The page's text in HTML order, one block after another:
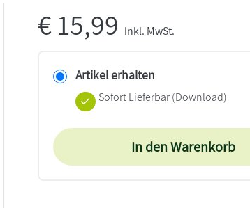
€15,99 inkl. MwSt.
Artikel erhalten
Sofort Lieferbar (Download)
In den Warenkorb